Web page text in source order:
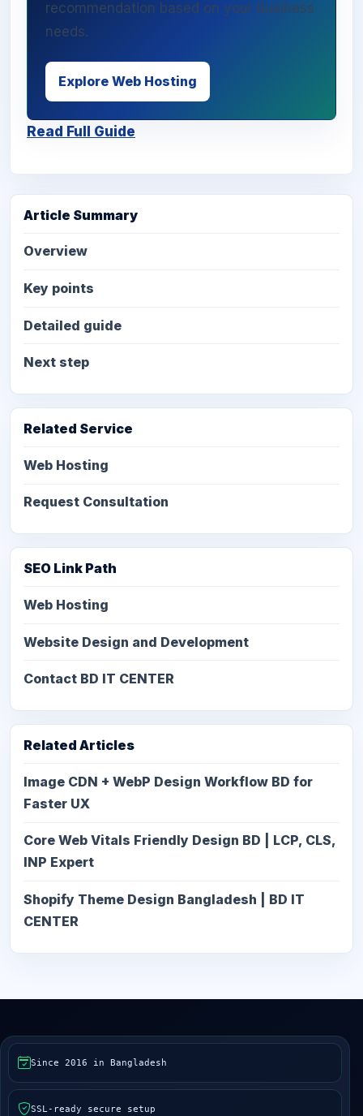
recommendation based on your business
needs.
Explore Web Hosting
Read Full Guide
Article Summary
Overview
Key points
Detailed guide
Next step
Related Service
Web Hosting
Request Consultation
SEO Link Path
Web Hosting
Website Design and Development
Contact BD IT CENTER
Related Articles
Image CDN + WebP Design Workflow BD for
Faster UX
Core Web Vitals Friendly Design BD | LCP, CLS,
INP Expert
Shopify Theme Design Bangladesh | BD IT
CENTER
Since 2016 in Bangladesh
SSL-ready secure setup